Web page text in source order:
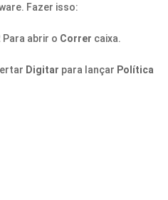
Fazer isso:
Para abrir o Correr caixa.
Digitar para lançar Política